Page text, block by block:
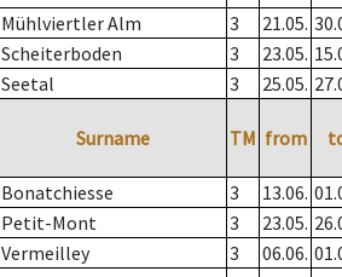
Mühlviertler Alm 3 21.05.
Scheiterboden 3 23.05.
Seetal 3 25.05.
Surname TM from
Bonatchiesse 3 13.06.
Petit-Mont 3 23.05.
Vermeilley 3 06.06.